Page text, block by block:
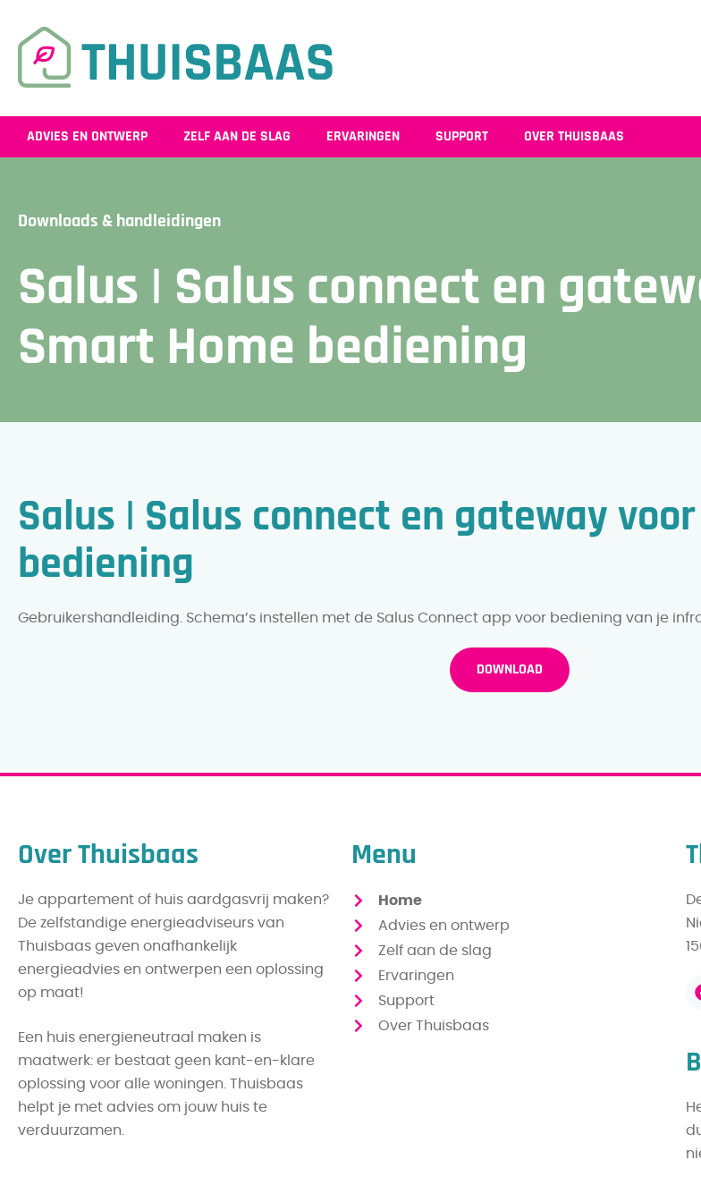
ADVIES EN ONTWERP ZELF AAN DE SLAG ERVARINGEN SUPPORT OVER THUISBAAS
Downloads & handleidingen
Salus | Salus connect en
Smart Home bediening
Salus | Salus connect en gateway
bediening
Gebruikershandleiding. Schema’s instellen met de Salus Connect app voor bediening van je
DOWNLOAD
Over Thuisbaas
Je appartement of huis aardgasvrij maken?
De zelfstandige energieadviseurs van
Thuisbaas geven onafhankelijk
energieadvies en ontwerpen een oplossing
op maat!
Een huis energieneutraal maken is
maatwerk: er bestaat geen kant-en-klare
oplossing voor alle woningen. Thuisbaas
helpt je met advies om jouw huis te
verduurzamen.
Menu
Home
Advies en ontwerp
Zelf aan de slag
Ervaringen
Support
Over Thuisbaas